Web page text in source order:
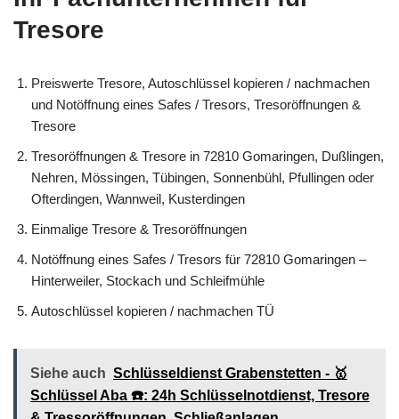
Tresore
Preiswerte Tresore, Autoschlüssel kopieren / nachmachen
und Notöffnung eines Safes / Tresors, Tresoröffnungen &
Tresore
Tresoröffnungen & Tresore in 72810 Gomaringen, Dußlingen,
Nehren, Mössingen, Tübingen, Sonnenbühl, Pfullingen oder
Ofterdingen, Wannweil, Kusterdingen
Einmalige Tresore & Tresoröffnungen
Notöffnung eines Safes / Tresors für 72810 Gomaringen –
Hinterweiler, Stockach und Schleifmühle
Autoschlüssel kopieren / nachmachen TÜ
Siehe auch Schlüsseldienst Grabenstetten - 🥇
Schlüssel Aba ☎️: 24h Schlüsselnotdienst, Tresore